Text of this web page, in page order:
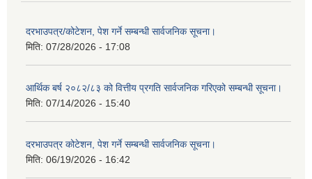
दरभाउपत्र/कोटेशन, पेश गर्ने सम्बन्धी सार्वजनिक सूचना।
मिति: 07/28/2026 - 17:08
आर्थिक बर्ष २०८२/८३ को वित्तीय प्रगति सार्वजनिक गरिएको सम्बन्धी सूचना।
मिति: 07/14/2026 - 15:40
दरभाउपत्र कोटेशन, पेश गर्ने सम्बन्धी सार्वजनिक सूचना।
मिति: 06/19/2026 - 16:42